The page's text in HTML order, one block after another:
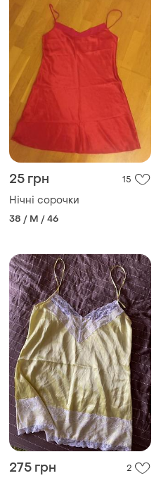
25 грн 15
Нічні сорочки
38 / M / 46
275 грн 2